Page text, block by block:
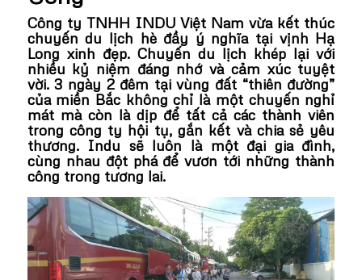
Công ty TNHH INDU Việt Nam vừa kết thúc
chuyến du lịch hè đầy ý nghĩa tại vịnh Hạ
Long xinh đẹp. Chuyến du lịch khép lại với
nhiều kỷ niệm đáng nhớ và cảm xúc tuyệt
vời.3 ngày 2 đêm tại vùng đất “thiên đường”
của miền Bắc không chỉ là một chuyến nghỉ
mát mà còn là dịp để tất cả các thành viên
trong công ty hội tụ, gắn kết và chia sẻ yêu
thương. Indu sẽ luôn là một đại gia đình,
cùng nhau đột phá để vươn tới những thành
công trong tương lai.